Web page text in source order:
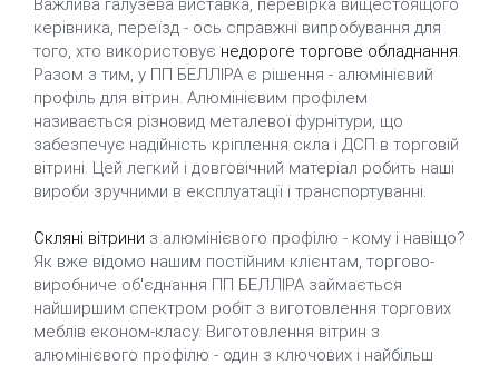
Важлива галузева виставка, перевірка вищестоящого
керівника, переїзд - ось справжні випробування для
того, хто використовує недороге торгове обладнання.
Разом з тим, у ПП БЕЛЛІРА є рішення - алюмінієвий
профіль для вітрин. Алюмінієвим профілем
називається різновид металевої фурнітури, що
забезпечує надійність кріплення скла і ДСП в торговій
вітрині. Цей легкий і довговічний матеріал робить наші
вироби зручними в експлуатації і транспортуванні.
Скляні вітрини з алюмінієвого профілю - кому і навіщо?
Як вже відомо нашим постійним клієнтам, торгово-
виробниче об'єднання ПП БЕЛЛІРА займається
найширшим спектром робіт з виготовлення торгових
меблів економ-класу. Виготовлення вітрин з
алюмінієвого профілю - один з ключових і найбільш